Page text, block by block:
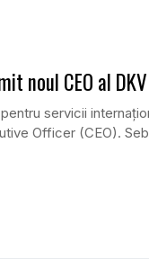
noul CEO al
servicii
Officer (CEO).